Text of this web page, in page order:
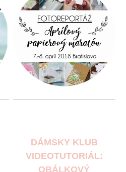
DÁMSKY KLUB
VIDEOTUTORIÁL:
OBÁLKOVÝ